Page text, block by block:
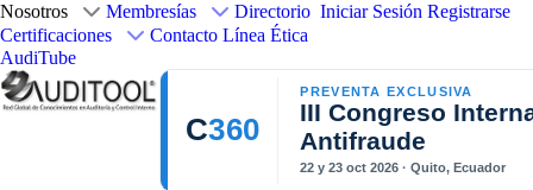
Nosotros Membresías
Directorio
Certificaciones
Contacto Línea Ética
AudiTube
Iniciar Sesión Registrarse
C360
PREVENTA EXCLUSIVA
III Congreso
Antifraude
22 y 23 oct 2026 · Quito, Ecuador